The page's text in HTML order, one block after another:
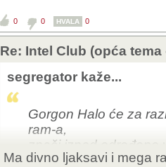
0 0 HVALA 0
Re: Intel Club (opća
segregator kaže...
Gorgon Halo će za
ram-a,
znači iznad
Ma divno ljaksavi i mega